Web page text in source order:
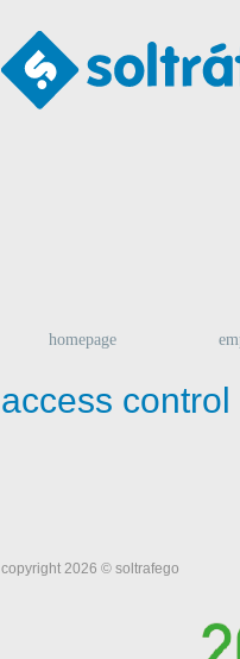
homepage
access control
copyright 2026 © soltrafego